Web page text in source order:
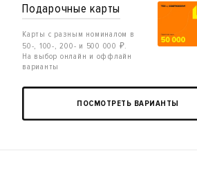
Подарочные карты
Карты с разным номиналом в
50-, 100-, 200- и 500 000 ₽.
На выбор онлайн и оффлайн
варианты
ПОСМОТРЕТЬ ВАРИАНТЫ